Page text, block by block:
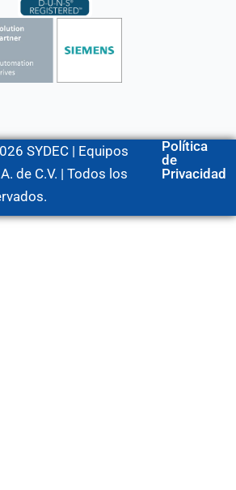
SYDEC | Equipos
de C.V. | Todos los
Política
de
Privacidad